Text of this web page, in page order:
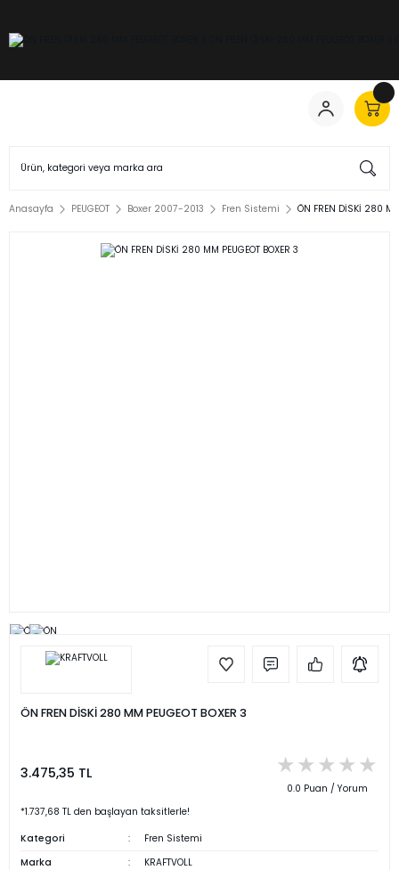
Anasayfa PEUGEOT Boxer 2007-2013 Fren Sistemi ÖN FREN DİSKİ 280
ÖN FREN DİSKİ 280 MM PEUGEOT BOXER 3
3.475,35 TL
0.0 Puan / Yorum
*1.737,68 TL den başlayan taksitlerle!
Kategori
Fren Sistemi
Marka
KRAFTVOLL